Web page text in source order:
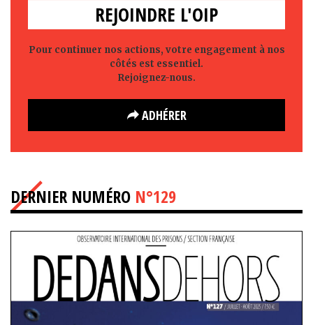
REJOINDRE L'OIP
Pour continuer nos actions, votre engagement à nos
côtés est essentiel.
Rejoignez-nous.
ADHÉRER
DERNIER NUMÉRO N°129